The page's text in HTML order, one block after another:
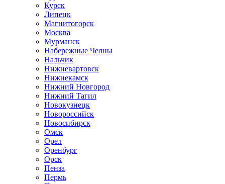
Курск
Липецк
Магнитогорск
Москва
Мурманск
Набережные Челны
Нальчик
Нижневартовск
Нижнекамск
Нижний Новгород
Нижний Тагил
Новокузнецк
Новороссийск
Новосибирск
Омск
Орел
Оренбург
Орск
Пенза
Пермь